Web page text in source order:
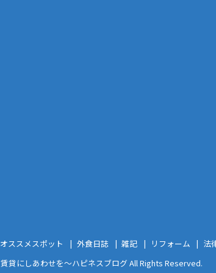
オススメスポット 外食日誌 雑記 リフォーム
法
賃貸にしあわせを〜ハピネスブログ All Rights Reserved.